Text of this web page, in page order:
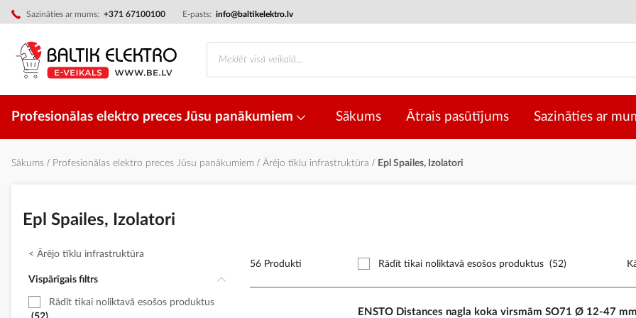
Sazināties ar mums: +371 67100100 E-pasts: info@baltikelektro.lv
Skip
to
Content
Profesionālas elektro preces Jūsu panākumiem Sākums Ātrais pasūtījums Sazināties ar
Sākums Profesionālas elektro preces Jūsu panākumiem Ārējo tīklu infrastruktūra Epl Spailes, Izolatori
Epl Spailes, Izolatori
56 Produkti Rādīt tikai noliktavā esošos produktus (52)
ENSTO Distances nagla koka virsmām SO71 Ø 12-47
Ārējo tīklu infrastruktūra
Vispārīgais filtrs
Rādīt tikai noliktavā esošos produktus